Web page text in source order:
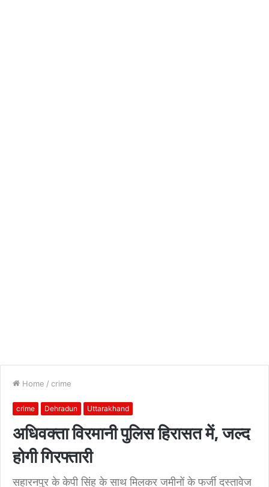
Home / crime
crime Dehradun Uttarakhand
अधिवक्ता विरमानी पुलिस हिरासत में, जल्द
होगी गिरफ्तारी
सहारनपुर के केपी सिंह के साथ मिलकर जमीनों के फर्जी दस्तावेज